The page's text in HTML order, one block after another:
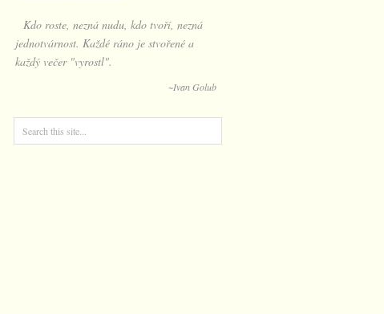
Kdo roste, nezná nudu, kdo tvoří, nezná
jednotvárnost. Každé ráno je stvořené a
každý večer "vyrostl".
~Ivan Golub